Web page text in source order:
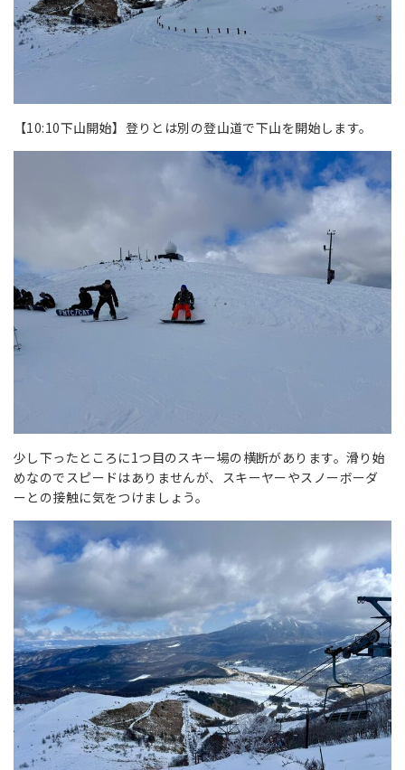
【10:10下山開始】登りとは別の登山道で下山を開始します。
少し下ったところに1つ目のスキー場の横断があります。滑り始
めなのでスピードはありませんが、スキーヤーやスノーボーダ
ーとの接触に気をつけましょう。